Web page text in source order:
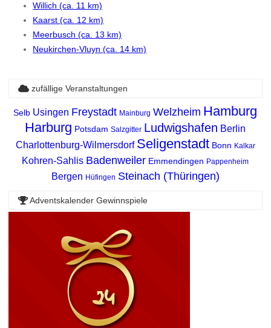
Willich (ca. 11 km)
Kaarst (ca. 12 km)
Meerbusch (ca. 13 km)
Neukirchen-Vluyn (ca. 14 km)
zufällige Veranstaltungen
Selb Usingen Freystadt Mainburg Welzheim Hamburg
Harburg Potsdam Salzgitter Ludwigshafen Berlin
Charlottenburg-Wilmersdorf Seligenstadt Bonn Kalkar
Kohren-Sahlis Badenweiler Emmendingen Pappenheim
Bergen Hüfingen Steinach (Thüringen)
Adventskalender Gewinnspiele